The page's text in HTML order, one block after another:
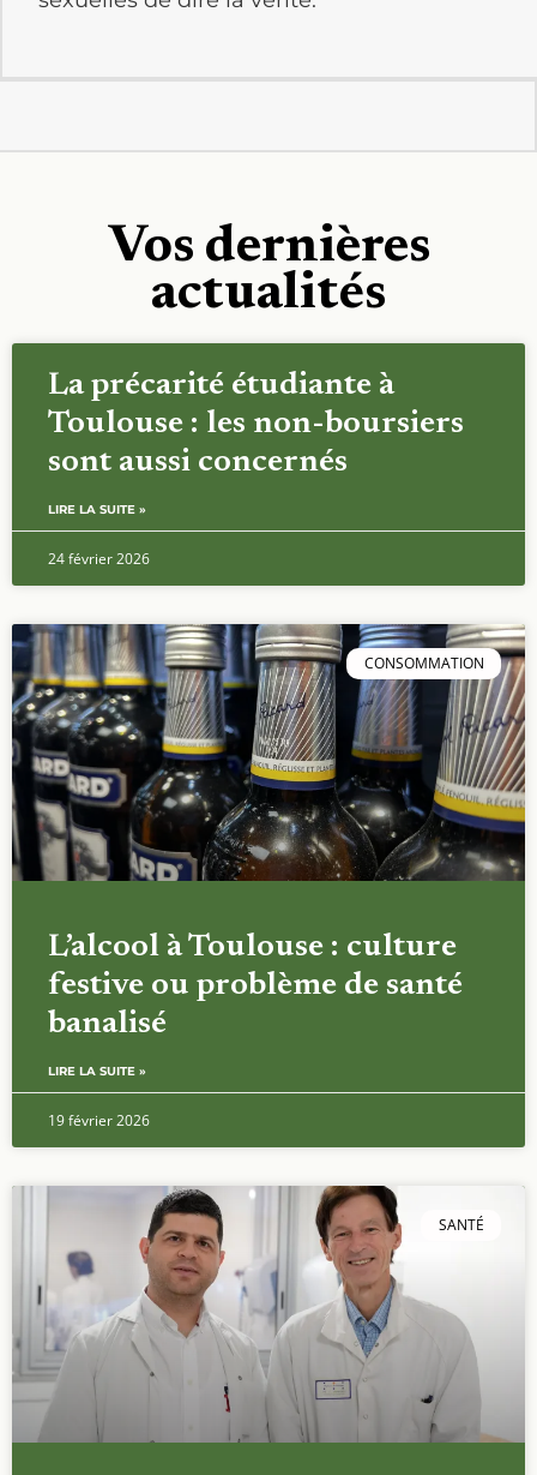
Vos dernières
actualités
La précarité étudiante à
Toulouse : les non-boursiers
sont aussi concernés
LIRE LA SUITE »
24 février 2026
CONSOMMATION
L’alcool à Toulouse : culture
festive ou problème de santé
banalisé
LIRE LA SUITE »
19 février 2026
SANTÉ